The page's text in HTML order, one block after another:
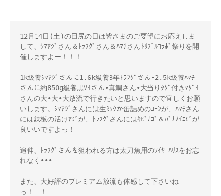
12月14日(土)の田尻の日は皆さまのご要望にお応えしま
して、ｼﾏｱｼﾞさん＆ﾄﾗﾌｸﾞさん＆ﾊﾏﾁさんﾄﾘﾌﾟﾙｺﾗﾎﾞ祭りを開
催しますよー！！！
1k級養ｼﾏｱｼﾞさんに1.6k級養3年ﾄﾗﾌｸﾞさん•2.5k級養ﾊﾏﾁ
さんに約850g級養黒ｿｲさん•真鯛さん•大当りﾀｸﾞ付きﾏﾀﾞｲ
さんの大•大•大放流で行きたいと思いますので宜しくお願
いします。ｼﾏｱｼﾞさんには生ﾐｯｸか缶詰めのｺｰﾝが、ﾊﾏﾁさん
には鉄板の活けｱｼﾞが、ﾄﾗﾌｸﾞさんにはｷﾋﾞﾅｺﾞ＆ﾊﾞﾅﾒｲｴﾋﾞが
良いいですよっ！
追伸、ﾄﾗﾌｸﾞさんを狙われる方は太刀魚用のﾜｲﾔｰﾊﾘｽをお忘
れなく•••
また、大好評のプレミアム放流も体感して下さいね
っ！！！